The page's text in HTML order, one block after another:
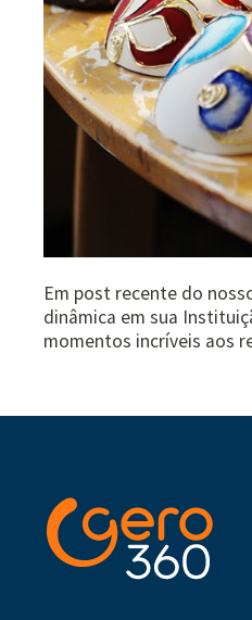
Em post recente do
dinâmica em sua
momentos incríveis aos